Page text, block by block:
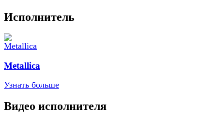
Исполнитель
Metallica
Узнать больше
Видео исполнителя